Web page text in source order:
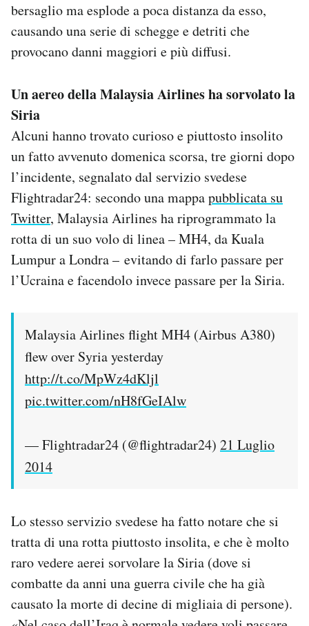
bersaglio ma esplode a poca distanza da esso,
causando una serie di schegge e detriti che
provocano danni maggiori e più diffusi.
Un aereo della Malaysia Airlines ha sorvolato la
Siria
Alcuni hanno trovato curioso e piuttosto insolito
un fatto avvenuto domenica scorsa, tre giorni dopo
l’incidente, segnalato dal servizio svedese
Flightradar24: secondo una mappapubblicata su
Twitter, Malaysia Airlines ha riprogrammato la
rotta di un suo volo di linea – MH4, da Kuala
Lumpur a Londra – evitando di farlo passare per
l’Ucraina e facendolo invece passare per la Siria.
Malaysia Airlines flight MH4 (Airbus A380)
flew over Syria yesterday
http://t.co/MpWz4dKljl
pic.twitter.com/nH8fGeIAlw
— Flightradar24 (@flightradar24) 21 Luglio
2014
Lo stesso servizio svedese ha fatto notare che si
tratta di una rotta piuttosto insolita, e che è molto
raro vedere aerei sorvolare la Siria (dove si
combatte da anni una guerra civile che ha già
causato la morte di decine di migliaia di persone).